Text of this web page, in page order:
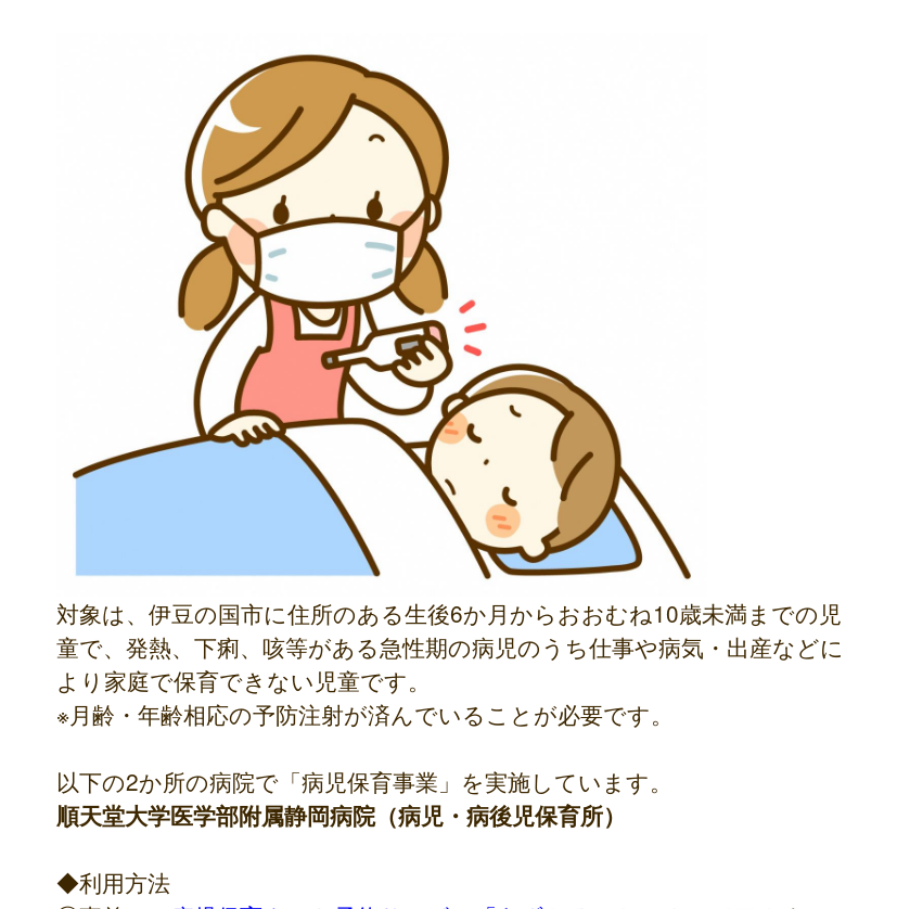
対象は、伊豆の国市に住所のある生後6か月からおおむね10歳未満までの児
童で、発熱、下痢、咳等がある急性期の病児のうち仕事や病気・出産などに
より家庭で保育できない児童です。
※月齢・年齢相応の予防注射が済んでいることが必要です。
以下の2か所の病院で「病児保育事業」を実施しています。
順天堂大学医学部附属静岡病院（病児・病後児保育所）
◆利用方法